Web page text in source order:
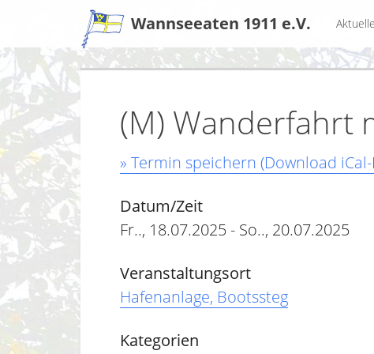
Wannseeaten 1911 e.V.
(M) Wanderfahrt
» Termin speichern (Download
Datum/Zeit
Fr.., 18.07.2025 - So.., 20.07.2025
Veranstaltungsort
Hafenanlage, Bootssteg
Kategorien